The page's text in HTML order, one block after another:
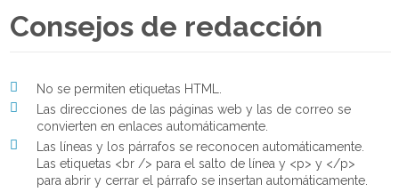
Consejos de redacción
No se permiten etiquetas HTML.
Las direcciones de las páginas web y las de correo se
convierten en enlaces automáticamente.
Las líneas y los párrafos se reconocen automáticamente.
Las etiquetas <br /> para el salto de línea y <p> y </p>
para abrir y cerrar el párrafo se insertan automáticamente.